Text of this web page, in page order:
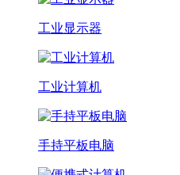
工业显示器
工业计算机
手持平板电脑